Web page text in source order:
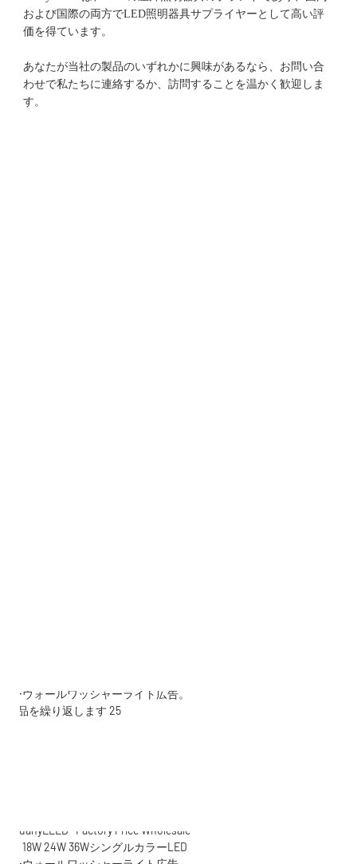
および国際の両方でLED照明器具サプライヤーとして高い評
あなたが当社の製品のいずれかに興味があるなら、お問い合
わせで私たちに連絡するか、訪問することを温かく歓迎しま